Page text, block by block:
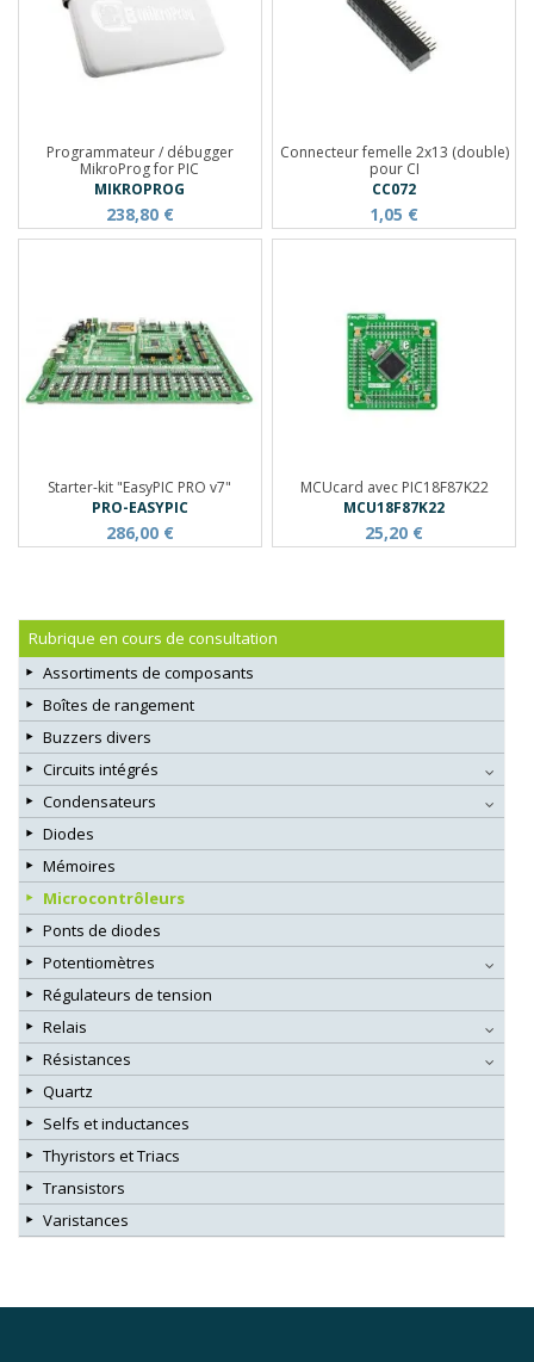
Programmateur / débugger
MikroProg for PIC
MIKROPROG
238,80 €
Connecteur femelle 2x13 (double)
pour CI
CC072
1,05 €
Starter-kit "EasyPIC PRO v7"
PRO-EASYPIC
286,00 €
MCUcard avec PIC18F87K22
MCU18F87K22
25,20 €
Rubrique en cours de consultation
Assortiments de composants
Boîtes de rangement
Buzzers divers
Circuits intégrés
Condensateurs
Diodes
Mémoires
Microcontrôleurs
Ponts de diodes
Potentiomètres
Régulateurs de tension
Relais
Résistances
Quartz
Selfs et inductances
Thyristors et Triacs
Transistors
Varistances